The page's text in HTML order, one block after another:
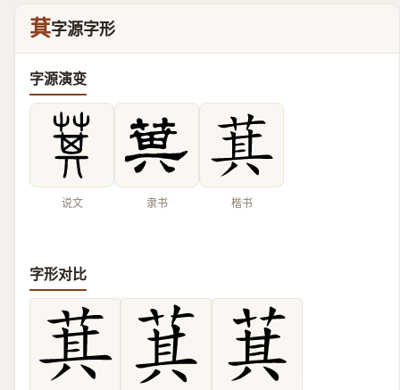
萁字源字形
字源演变
说文 隶书 楷书
字形对比